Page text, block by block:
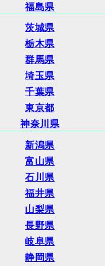
福島県
茨城県
栃木県
群馬県
埼玉県
千葉県
東京都
神奈川県
新潟県
富山県
石川県
福井県
山梨県
長野県
岐阜県
静岡県